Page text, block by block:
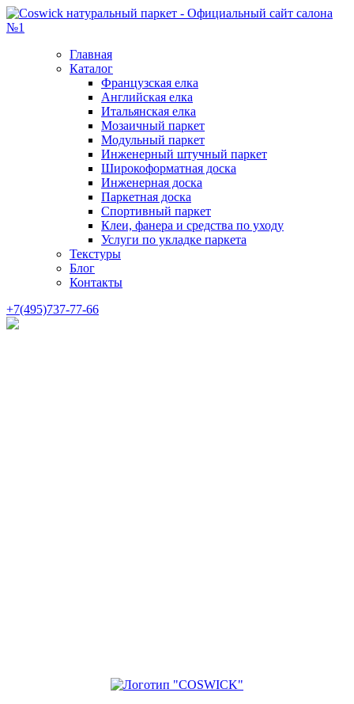
Главная
Каталог
Французская елка
Английская елка
Итальянская елка
Мозаичный паркет
Модульный паркет
Инженерный штучный паркет
Широкоформатная доска
Инженерная доска
Паркетная доска
Спортивный паркет
Клеи, фанера и средства по уходу
Услуги по укладке паркета
Текстуры
Блог
Контакты
+7(495)737-77-66